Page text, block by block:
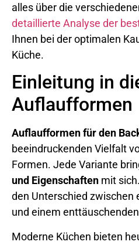
alles über die
detaillierte Analyse der
Ihnen bei der optimalen
Küche.
Einleitung in
Auflaufformen
Auflaufformen für den
beeindruckenden Vielfalt
Formen. Jede Variante
und Eigenschaften mit
den Unterschied
und einem
Moderne Küchen bieten